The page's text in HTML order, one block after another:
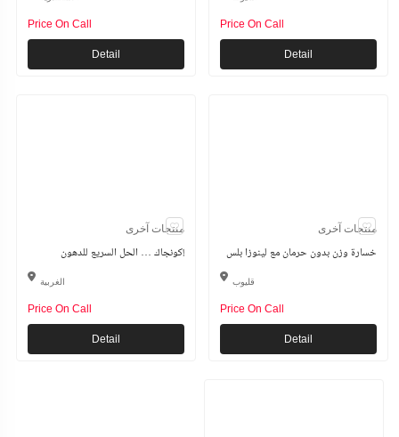
Price On Call
Detail
Price On Call
Detail
منتجات آخرى
كونجاك … الحل السريع للدهون!
الغربية
Price On Call
Detail
منتجات آخرى
خسارة وزن بدون حرمان مع لينوزا بلس
قليوب
Price On Call
Detail